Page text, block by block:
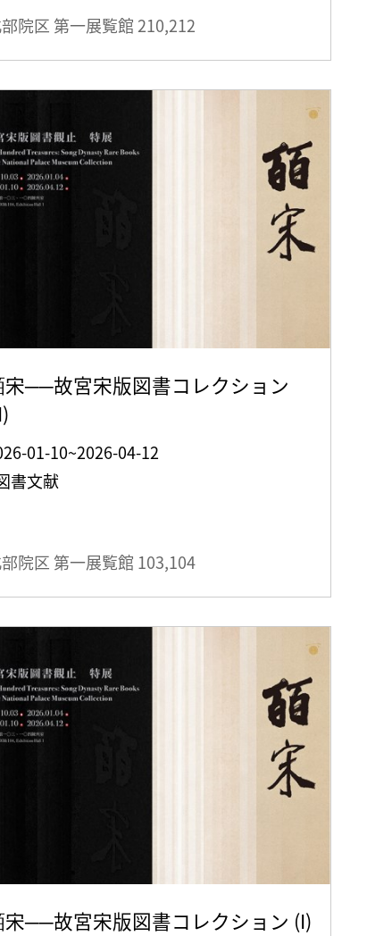
院区 第一展覧館210,212
宋──故宮宋版図書コレクション
01-10~2026-04-12
書文献
院区 第一展覧館 103,104
宋──故宮宋版図書コレクション (I)